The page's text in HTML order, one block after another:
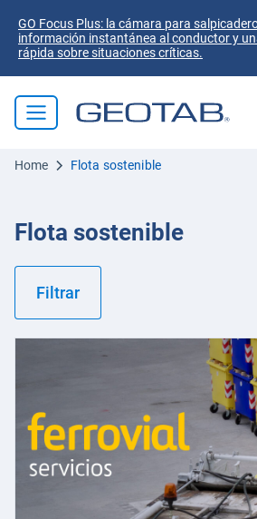
GO Focus Plus: la cámara para
información instantánea al conductor y
rápida sobre situaciones críticas.
Home Flota sostenible
Flota sostenible
Filtrar